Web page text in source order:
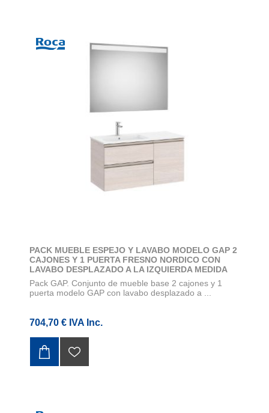
PACK MUEBLE ESPEJO Y LAVABO MODELO GAP 2
CAJONES Y 1 PUERTA FRESNO NORDICO CON
LAVABO DESPLAZADO A LA IZQUIERDA MEDIDA
1000X460
Pack GAP. Conjunto de mueble base 2 cajones y 1
puerta modelo GAP con lavabo desplazado a ...
704,70 € IVA Inc.